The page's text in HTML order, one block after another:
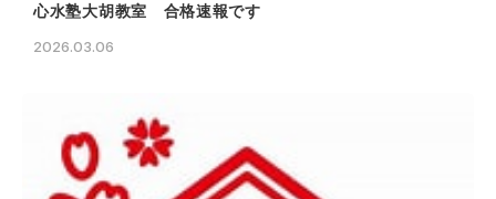
心水塾大胡教室 合格速報です
2026.03.06